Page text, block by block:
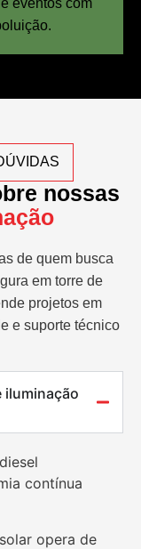
nossas
de quem busca
em torre de
projetos em
e suporte técnico
iluminação
contínua
opera de